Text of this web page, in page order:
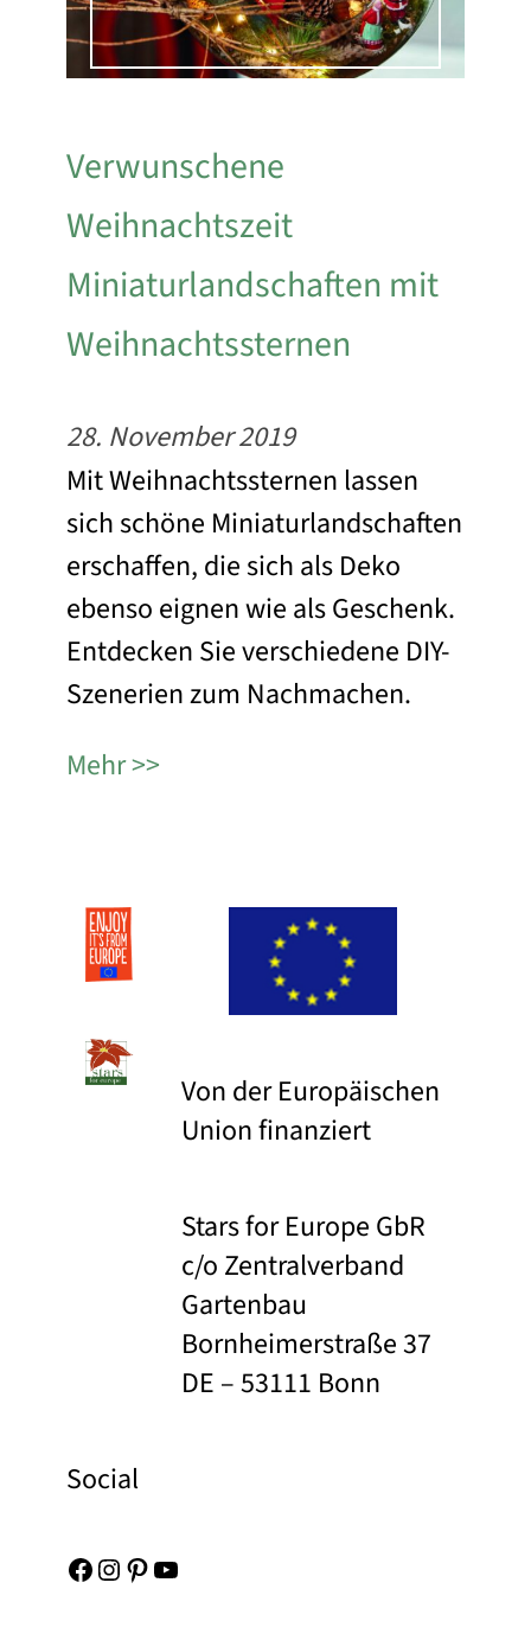
Verwunschene
Weihnachtszeit
Miniaturlandschaften mit
Weihnachtssternen
28. November 2019
Mit Weihnachtssternen lassen
sich schöne Miniaturlandschaften
erschaffen, die sich als Deko
ebenso eignen wie als Geschenk.
Entdecken Sie verschiedene DIY-
Szenerien zum Nachmachen.
Mehr
Von der Europäischen
Union finanziert
Stars for Europe GbR
c/o Zentralverband
Gartenbau
Bornheimerstraße 37
DE – 53111 Bonn
Social
Facebook Instagram Pinterest YouTube